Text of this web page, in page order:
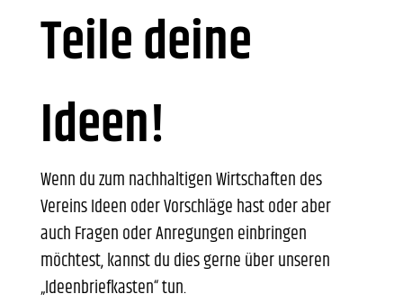
Teile deine
Ideen!
Wenn du zum nachhaltigen Wirtschaften des
Vereins Ideen oder Vorschläge hast oder aber
auch Fragen oder Anregungen einbringen
möchtest, kannst du dies gerne über unseren
„Ideenbriefkasten“ tun.